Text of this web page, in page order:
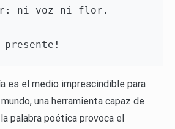
ni voz ni flor.
presente!
es el medio imprescindible para
una herramienta capaz de
palabra poética provoca el